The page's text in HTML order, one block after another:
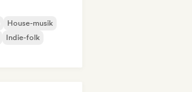
House-musik
Indie-folk